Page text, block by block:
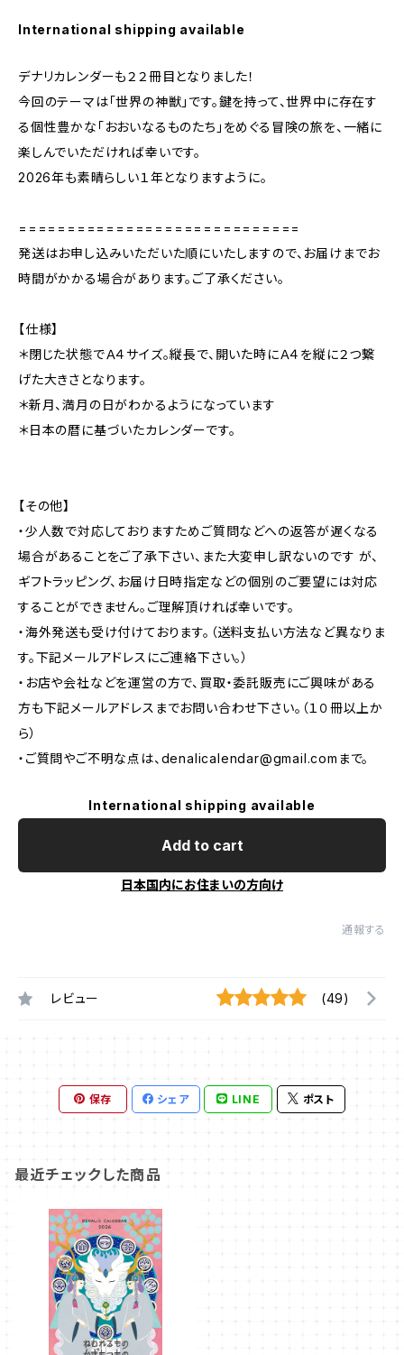
International shipping available
デナリカレンダーも２２冊目となりました！
今回のテーマは「世界の神獣」です。鍵を持って、世界中に存在す
る個性豊かな「おおいなるものたち」をめぐる冒険の旅を、一緒に
楽しんでいただければ幸いです。
2026年も素晴らしい１年となりますように。
=============================
発送はお申し込みいただいた順にいたしますので、お届けまでお
時間がかかる場合があります。ご了承ください。
【仕様】
＊閉じた状態でＡ４サイズ。縦長で、開いた時にＡ４を縦に２つ繋
げた大きさとなります。
＊新月、満月の日がわかるようになっています
＊日本の暦に基づいたカレンダーです。
【その他】
・少人数で対応しておりますためご質問などへの返答が遅くなる
場合があることをご了承下さい、また大変申し訳ないのです が、
ギフトラッピング、お届け日時指定などの個別のご要望には対応
することができません。ご理解頂ければ幸いです。
・海外発送も受け付けております。（送料支払い方法など異なりま
す。下記メールアドレスにご連絡下さい。）
・お店や会社などを運営の方で、買取・委託販売にご興味がある
方も下記メールアドレスまでお問い合わせ下さい。（１０冊以上か
ら）
・ご質問やご不明な点は、 denalicalendar@gmail.com まで。
International shipping available
Add to cart
日本国内にお住まいの方向け
通報する
レビュー (49)
保存 シェア LINE ポスト
最近チェックした商品